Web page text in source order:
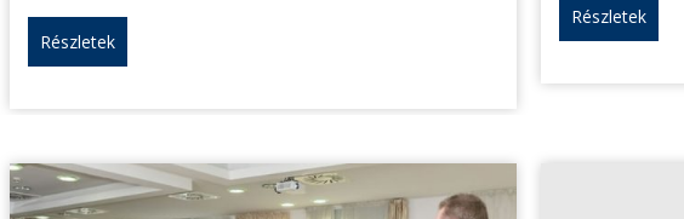
Részletek
Részletek